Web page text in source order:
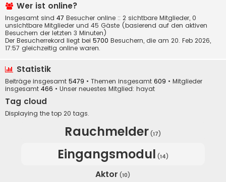
Wer ist online?
Insgesamt sind 47 Besucher online :: 2 sichtbare Mitglieder, 0
unsichtbare Mitglieder und 45 Gäste (basierend auf den aktiven
Besuchern der letzten 3 Minuten)
Der Besucherrekord liegt bei 5700 Besuchern, die am 20. Feb 2026,
17:57 gleichzeitig online waren.
Statistik
Beiträge insgesamt 5479 • Themen insgesamt 609 • Mitglieder
insgesamt 466 • Unser neuestes Mitglied: hayat
Tag cloud
Displaying the top 20 tags.
Rauchmelder (17)
Eingangsmodul (14)
Aktor (10)